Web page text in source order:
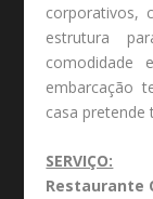
corporativos,
estrutura
comodidade
embarcação
casa pretende
SERVIÇO:
Restaurante